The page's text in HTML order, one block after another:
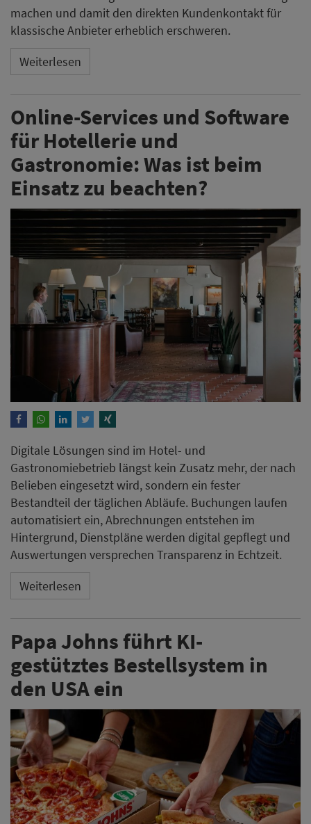
machen und damit den direkten Kundenkontakt für
klassische Anbieter erheblich erschweren.
Weiterlesen
Online-Services und Software
für Hotellerie und
Gastronomie: Was ist beim
Einsatz zu beachten?
Digitale Lösungen sind im Hotel- und
Gastronomiebetrieb längst kein Zusatz mehr, der nach
Belieben eingesetzt wird, sondern ein fester
Bestandteil der täglichen Abläufe. Buchungen laufen
automatisiert ein, Abrechnungen entstehen im
Hintergrund, Dienstpläne werden digital gepflegt und
Auswertungen versprechen Transparenz in Echtzeit.
Weiterlesen
Papa Johns führt KI-
gestütztes Bestellsystem in
den USA ein